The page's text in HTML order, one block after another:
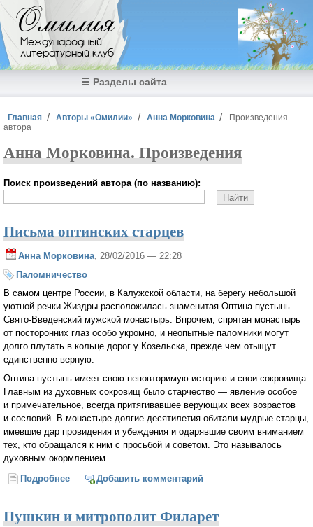
Перейти к основному содержанию
Омилия
Международный
литературный клуб
☰ Разделы сайта
Вы здесь
Главная Авторы «Омилии» Анна Морковина
Произведения
автора
Анна Морковина. Произведения
Поиск произведений автора (по названию):
Письма оптинских старцев
Анна Морковина , 28/02/2016 — 22:28
Паломничество
В самом центре России, в Калужской области, на берегу небольшой
уютной речки Жиздры расположилась знаменитая Оптина пустынь —
Свято-Введенский мужской монастырь. Впрочем, спрятан монастырь
от посторонних глаз особо укромно, и неопытные паломники могут
долго плутать в кольце дорог у Козельска, прежде чем отыщут
единственно верную.
Оптина пустынь имеет свою неповторимую историю и свои сокровища.
Главным из духовных сокровищ было старчество — явление особое
и примечательное, всегда притягивавшее верующих всех возрастов
и сословий. В монастыре долгие десятилетия обитали мудрые старцы,
имевшие дар провидения и убеждения и одарявшие своим вниманием
тех, кто обращался к ним с просьбой и советом. Это называлось
духовным окормлением.
Подробнее о Письма оптинских старцев
Добавить комментарий
Пушкин и митрополит Филарет